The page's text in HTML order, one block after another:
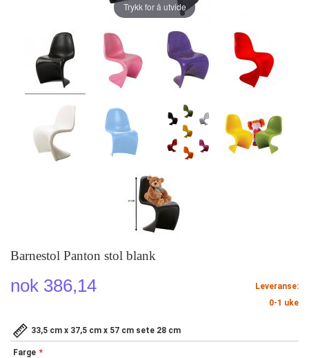
Barnestol Panton stol blank
nok 386,14
Leveranse:
0-1 uke
33,5 cm x 37,5 cm x 57 cm sete 28 cm
Farge
Trykk for å utvide